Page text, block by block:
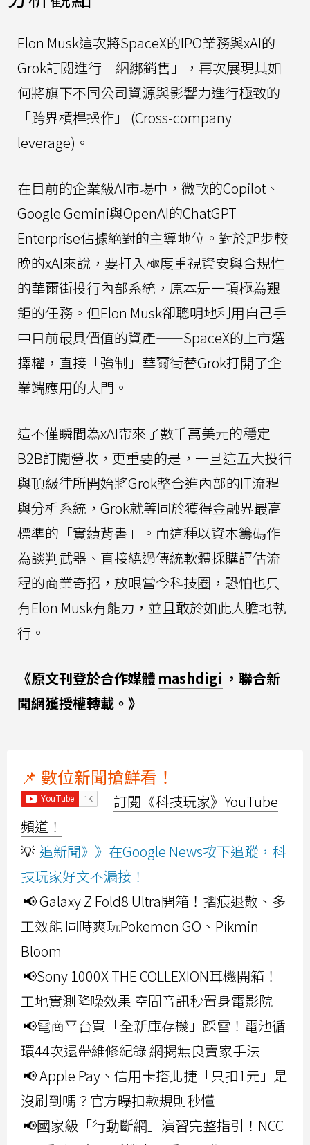
Elon Musk這次將SpaceX的IPO業務與xAI的
Grok訂閱進行「綑綁銷售」，再次展現其如
何將旗下不同公司資源與影響力進行極致的
「跨界槓桿操作」 (Cross-company
leverage)。
在目前的企業級AI市場中，微軟的Copilot、
Google Gemini與OpenAI的ChatGPT
Enterprise佔據絕對的主導地位。對於起步較
晚的xAI來說，要打入極度重視資安與合規性
的華爾街投行內部系統，原本是一項極為艱
鉅的任務。但Elon Musk卻聰明地利用自己手
中目前最具價值的資產——SpaceX的上市選
擇權，直接「強制」華爾街替Grok打開了企
業端應用的大門。
這不僅瞬間為xAI帶來了數千萬美元的穩定
B2B訂閱營收，更重要的是，一旦這五大投行
與頂級律所開始將Grok整合進內部的IT流程
與分析系統，Grok就等同於獲得金融界最高
標準的「實績背書」。而這種以資本籌碼作
為談判武器、直接繞過傳統軟體採購評估流
程的商業奇招，放眼當今科技圈，恐怕也只
有Elon Musk有能力，並且敢於如此大膽地執
行。
《原文刊登於合作媒體 mashdigi ，聯合新
聞網獲授權轉載。》
📌 數位新聞搶鮮看！
訂閱《科技玩家》YouTube
頻道！
💡 追新聞》》在Google News按下追蹤，科
技玩家好文不漏接！
📢 Galaxy Z Fold8 Ultra開箱！摺痕退散、多
工效能 同時爽玩Pokemon GO、Pikmin
Bloom
📢Sony 1000X THE COLLEXION耳機開箱！
工地實測降噪效果 空間音訊秒置身電影院
📢電商平台買「全新庫存機」踩雷！電池循
環44次還帶維修紀錄 網揭無良賣家手法
📢 Apple Pay、信用卡搭北捷「只扣1元」是
沒刷到嗎？官方曝扣款規則秒懂
📢國家級「行動斷網」演習完整指引！NCC